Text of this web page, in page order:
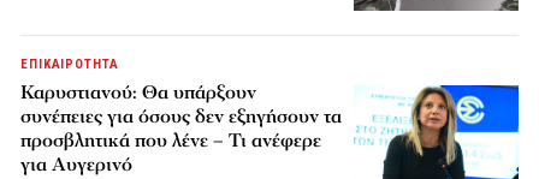
ΕΠΙΚΑΙΡΟΤΗΤΑ
Καρυστιανού: Θα υπάρξουν
συνέπειες για όσους δεν εξηγήσουν τα
προσβλητικά που λένε – Τι ανέφερε
για Αυγερινό